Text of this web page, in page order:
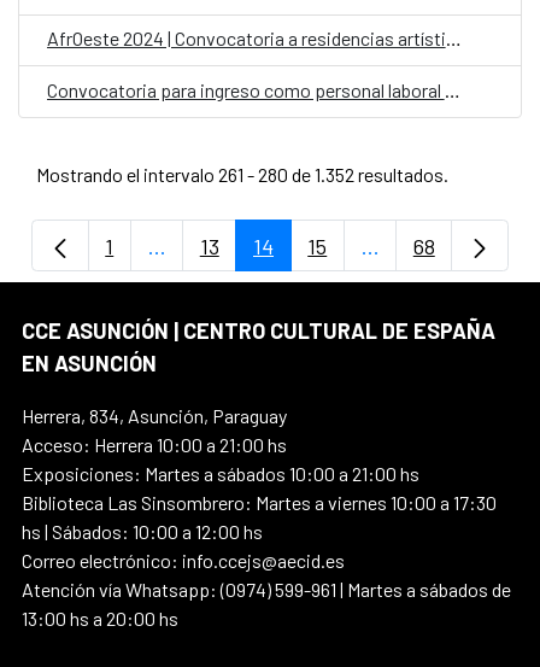
AfrOeste 2024 | Convocatoria a residencias artísticas
Mostrando el intervalo 261 - 280 de 1.352 resultados.
Página
1 ...Páginas intermedias Use TAB para
Página
13 Página
14 Página
15 ...PáginasPágina
68
CCE ASUNCIÓN | CENTRO CULTURAL DE ESPAÑA
EN ASUNCIÓN
Herrera, 834, Asunción, Paraguay
Acceso: Herrera 10:00 a 21:00 hs
Exposiciones: Martes a sábados 10:00 a 21:00 hs
Biblioteca Las Sinsombrero: Martes a viernes 10:00 a 17:30
hs | Sábados: 10:00 a 12:00 hs
Correo electrónico: info.ccejs@aecid.es
Atención vía Whatsapp: (0974) 599-961 | Martes a sábados de
13:00 hs a 20:00 hs